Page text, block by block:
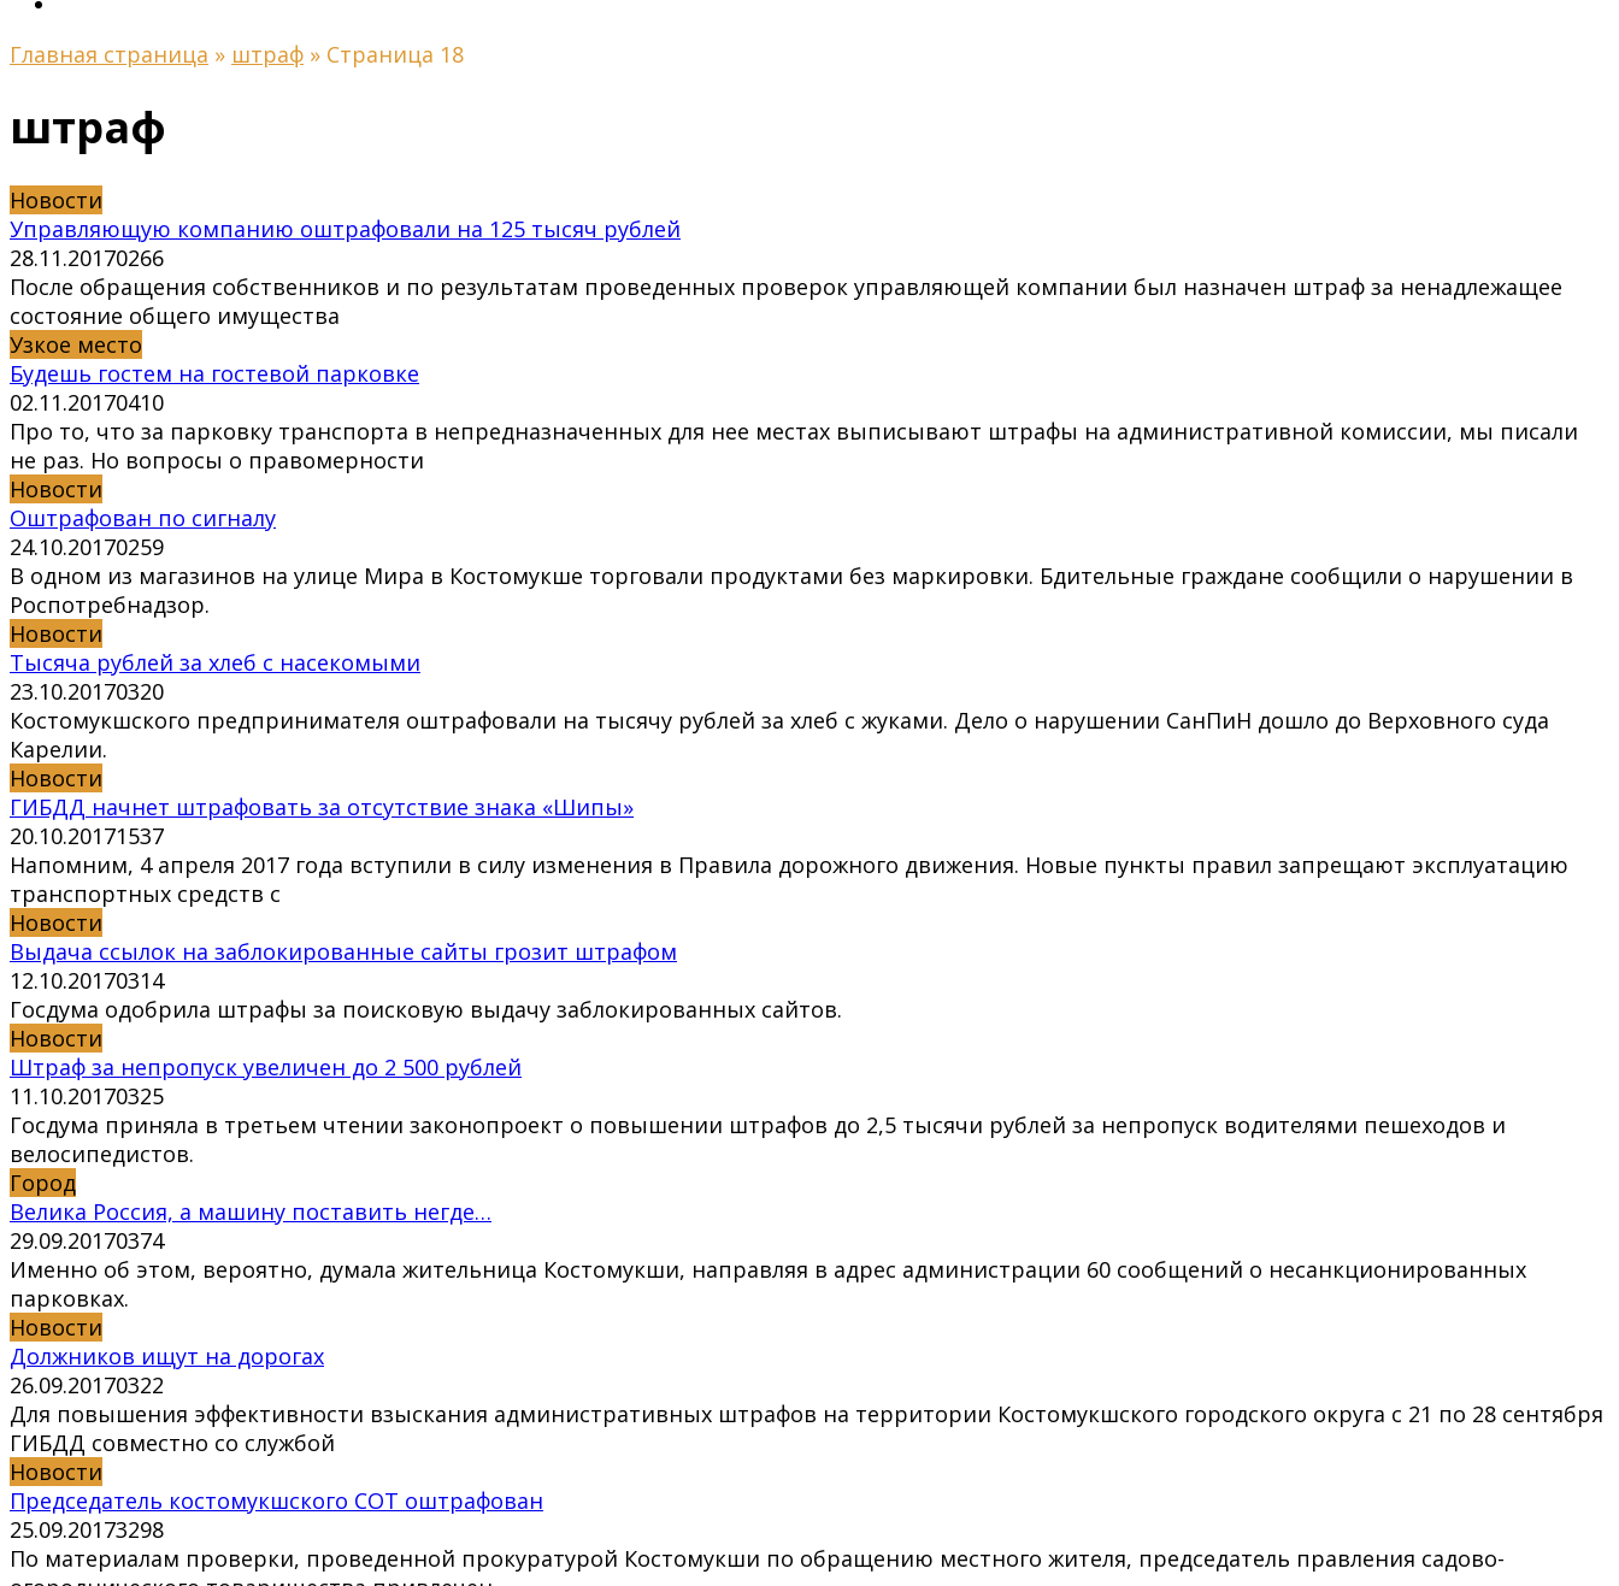
Главная страница » штраф » Страница 18
штраф
Новости
Управляющую компанию оштрафовали на 125 тысяч рублей
28.11.20170266
После обращения собственников и по результатам проведенных проверок управляющей компании был назначен штраф за ненадлежащее
состояние общего имущества
Узкое место
Будешь гостем на гостевой парковке
02.11.20170410
Про то, что за парковку транспорта в непредназначенных для нее местах выписывают штрафы на административной комиссии, мы писали
не раз. Но вопросы о правомерности
Новости
Оштрафован по сигналу
24.10.20170259
В одном из магазинов на улице Мира в Костомукше торговали продуктами без маркировки. Бдительные граждане сообщили о нарушении в
Роспотребнадзор.
Новости
Тысяча рублей за хлеб с насекомыми
23.10.20170320
Костомукшского предпринимателя оштрафовали на тысячу рублей за хлеб с жуками. Дело о нарушении СанПиН дошло до Верховного суда
Карелии.
Новости
ГИБДД начнет штрафовать за отсутствие знака «Шипы»
20.10.20171537
Напомним, 4 апреля 2017 года вступили в силу изменения в Правила дорожного движения. Новые пункты правил запрещают эксплуатацию
транспортных средств с
Новости
Выдача ссылок на заблокированные сайты грозит штрафом
12.10.20170314
Госдума одобрила штрафы за поисковую выдачу заблокированных сайтов.
Новости
Штраф за непропуск увеличен до 2 500 рублей
11.10.20170325
Госдума приняла в третьем чтении законопроект о повышении штрафов до 2,5 тысячи рублей за непропуск водителями пешеходов и
велосипедистов.
Город
Велика Россия, а машину поставить негде…
29.09.20170374
Именно об этом, вероятно, думала жительница Костомукши, направляя в адрес администрации 60 сообщений о несанкционированных
парковках.
Новости
Должников ищут на дорогах
26.09.20170322
Для повышения эффективности взыскания административных штрафов на территории Костомукшского городского округа с 21 по 28 сентября
ГИБДД совместно со службой
Новости
Председатель костомукшского СОТ оштрафован
25.09.20173298
По материалам проверки, проведенной прокуратурой Костомукши по обращению местного жителя, председатель правления cадово-